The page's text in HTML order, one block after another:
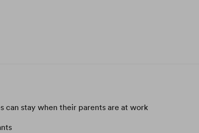
can stay when their parents are at work